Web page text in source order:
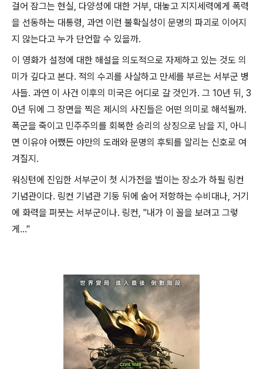
걸어 잠그는 현실, 다양성에 대한 거부, 대놓고 지지세력에게 폭력
을 선동하는 대통령, 과연 이런 불확실성이 문명의 파괴로 이어지
지 않는다고 누가 단언할 수 있을까.
이 영화가 설정에 대한 해설을 의도적으로 자제하고 있는 것도 의
미가 깊다고 본다. 적의 수괴를 사살하고 만세를 부르는 서부군 병
사들. 과연 이 사건 이후의 미국은 어디로 갈 것인가. 그 10년 뒤, 3
0년 뒤에 그 장면을 찍은 제시의 사진들은 어떤 의미로 해석될까.
폭군을 죽이고 민주주의를 회복한 승리의 상징으로 남을 지, 아니
면 이유야 어쨌든 야만의 도래와 문명의 후퇴를 알리는 신호로 여
겨질지.
워싱턴에 진입한 서부군이 첫 시가전을 벌이는 장소가 하필 링컨
기념관이다. 링컨 기념관 기둥 뒤에 숨어 저항하는 수비대나, 거기
에 화력을 퍼붓는 서부군이나. 링컨, "내가 이 꼴을 보려고 그렇
게..."